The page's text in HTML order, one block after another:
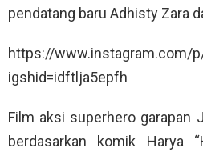
pendatang baru Adhisty Zara
https://www.instagram.com/
igshid=idftlja5epfh
Film aksi superhero garapan
berdasarkan komik Harya